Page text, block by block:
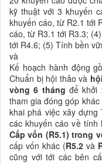
kỹ thuật với 3 khuyến
khuyến cáo, từ R2.1 tới
cáo, từ R3.1 tới R3.3;
tới R4.6; (5) Tính bền
và
Kế hoạch hành động
Chuẩn bị hội thảo và
vòng 6 tháng để khởi
tham gia đóng góp
khai phá việc xây dựng
các khuyến cáo về tính
Cấp vốn (R5.1) trong
cấp vốn khác (R5.2và
cũng với tới các bên